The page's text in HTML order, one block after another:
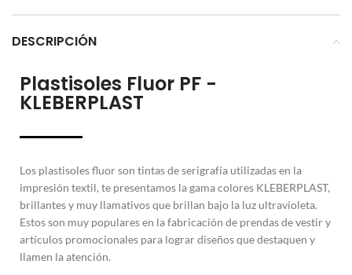
DESCRIPCIÓN
Plastisoles Fluor PF -
KLEBERPLAST
Los plastisoles fluor son tintas de serigrafía utilizadas en la
impresión textil, te presentamos la gama colores KLEBERPLAST,
brillantes y muy llamativos que brillan bajo la luz ultravioleta.
Estos son muy populares en la fabricación de prendas de vestir y
artículos promocionales para lograr diseños que destaquen y
llamen la atención.